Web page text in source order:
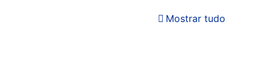
Mostrar tudo